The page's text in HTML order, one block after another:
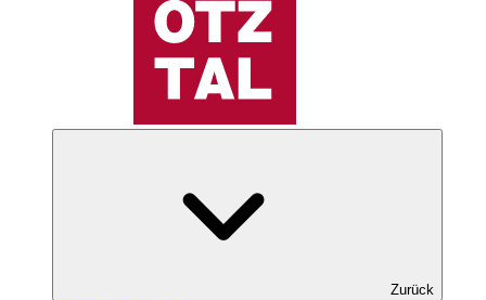
Zurück